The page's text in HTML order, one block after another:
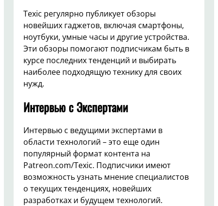
Texic регулярно публикует обзоры
новейших гаджетов, включая смартфоны,
ноутбуки, умные часы и другие устройства.
Эти обзоры помогают подписчикам быть в
курсе последних тенденций и выбирать
наиболее подходящую технику для своих
нужд.
Интервью с Экспертами
Интервью с ведущими экспертами в
области технологий – это еще один
популярный формат контента на
Patreon.com/Texic. Подписчики имеют
возможность узнать мнение специалистов
о текущих тенденциях, новейших
разработках и будущем технологий.